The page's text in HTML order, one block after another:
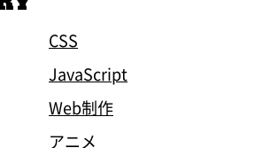
CSS
JavaScript
Web制作
アニメ